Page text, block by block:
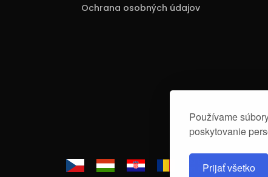
Používame
poskytovanie
Prijať všetko
Ochrana osobných údajov